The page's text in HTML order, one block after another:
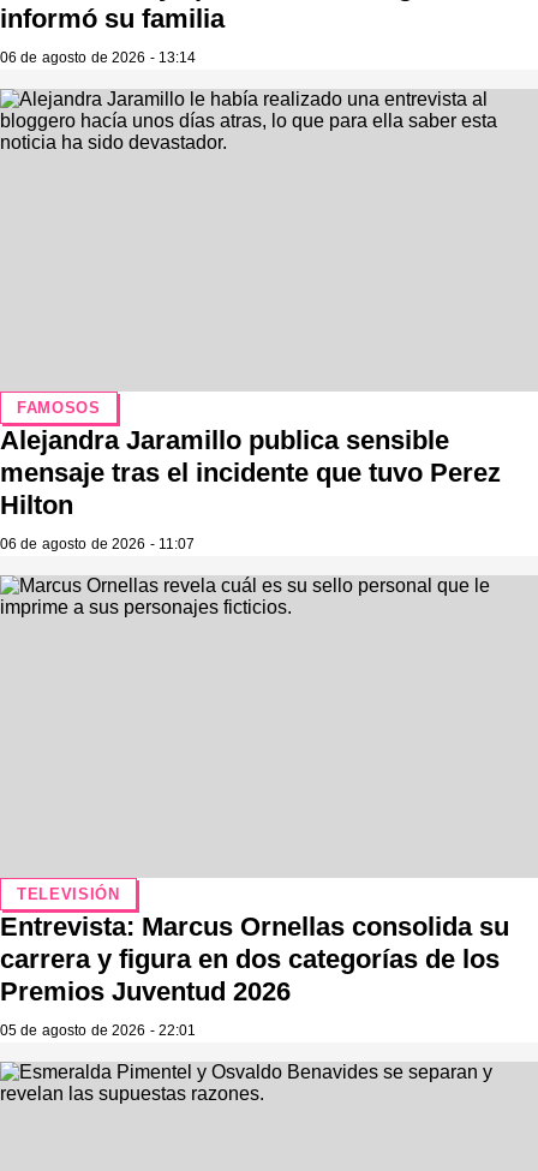
informó su familia
06 de agosto de 2026 - 13:14
FAMOSOS
Alejandra Jaramillo publica sensible
mensaje tras el incidente que tuvo Perez
Hilton
06 de agosto de 2026 - 11:07
TELEVISIÓN
Entrevista: Marcus Ornellas consolida su
carrera y figura en dos categorías de los
Premios Juventud 2026
05 de agosto de 2026 - 22:01